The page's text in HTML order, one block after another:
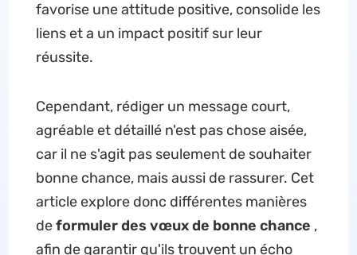
favorise une attitude positive, consolide les
liens et a un impact positif sur leur
réussite.
Cependant, rédiger un message court,
agréable et détaillé n'est pas chose aisée,
car il ne s'agit pas seulement de souhaiter
bonne chance, mais aussi de rassurer. Cet
article explore donc différentes manières
deformuler des vœux de bonne chance ,
afin de garantir qu'ils trouvent un écho